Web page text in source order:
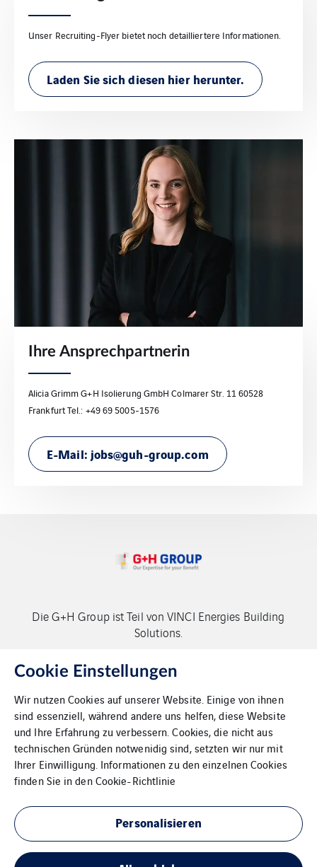
Unser Recruiting-Flyer bietet noch detailliertere Informationen.
Laden Sie sich diesen hier herunter.
Ihre Ansprechpartnerin
Alicia Grimm G+H Isolierung GmbH Colmarer Str. 11 60528
Frankfurt Tel.: +49 69 5005-1576
E-Mail: jobs@guh-group.com
Die G+H Group ist Teil von VINCI Energies Building
Solutions.
Copyright G+H Group
Kontakt
Datenschutz
Impressum
Cookie Einstellungen
Wir nutzen Cookies auf unserer Website. Einige von ihnen
sind essenziell, während andere uns helfen, diese Website
und Ihre Erfahrung zu verbessern. Cookies, die nicht aus
technischen Gründen notwenidig sind, setzten wir nur mit
Ihrer Einwilligung. Informationen zu den einzelnen Cookies
finden Sie in denCookie-Richtlinie
Personalisieren